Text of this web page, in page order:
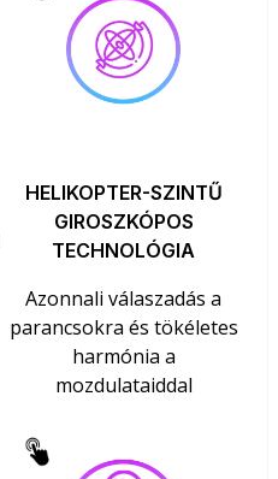
HELIKOPTER-SZINTŰ
GIROSZKÓPOS
TECHNOLÓGIA
Azonnali válaszadás a
parancsokra és tökéletes
harmónia a
mozdulataiddal